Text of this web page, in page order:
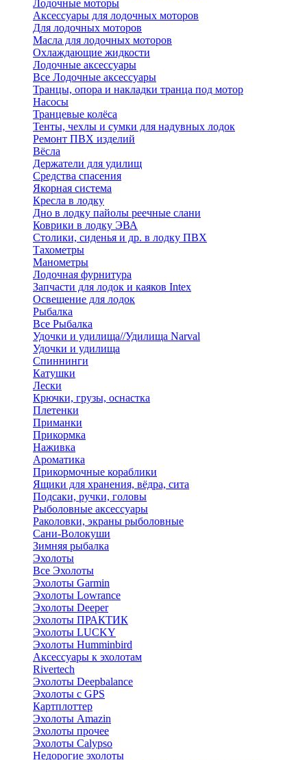
Лодочные моторы
Аксессуары для лодочных моторов
Для лодочных моторов
Масла для лодочных моторов
Охлаждающие жидкости
Лодочные аксессуары
Все Лодочные аксессуары
Транцы, опора и накладки транца под мотор
Насосы
Транцевые колёса
Тенты, чехлы и сумки для надувных лодок
Ремонт ПВХ изделий
Вёсла
Держатели для удилищ
Средства спасения
Якорная система
Кресла в лодку
Дно в лодку пайолы реечные слани
Коврики в лодку ЭВА
Столики, сиденья и др. в лодку ПВХ
Тахометры
Манометры
Лодочная фурнитура
Запчасти для лодок и каяков Intex
Освещение для лодок
Рыбалка
Все Рыбалка
Удочки и удилища//Удилища Narval
Удочки и удилища
Спиннинги
Катушки
Лески
Крючки, грузы, оснастка
Плетенки
Приманки
Прикормка
Наживка
Ароматика
Прикормочные кораблики
Ящики для хранения, вёдра, сита
Подсаки, ручки, головы
Рыболовные аксессуары
Раколовки, экраны рыболовные
Сани-Волокуши
Зимняя рыбалка
Эхолоты
Все Эхолоты
Эхолоты Garmin
Эхолоты Lowrance
Эхолоты Deeper
Эхолоты ПРАКТИК
Эхолоты LUCKY
Эхолоты Humminbird
Аксессуары к эхолотам
Rivertech
Эхолоты Deepbalance
Эхолоты с GPS
Картплоттер
Эхолоты Amazin
Эхолоты прочее
Эхолоты Calypso
Недорогие эхолоты